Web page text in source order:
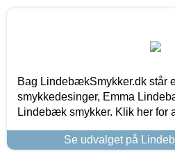
Bag LindebækSmykker.dk står
smykkedesinger, Emma
Lindebæk smykker. Klik her for
Se udvalget på